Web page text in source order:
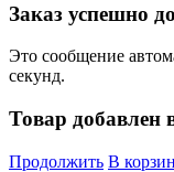
Заказ успешно
Это сообщение
секунд.
Товар добавлен
Продолжить В